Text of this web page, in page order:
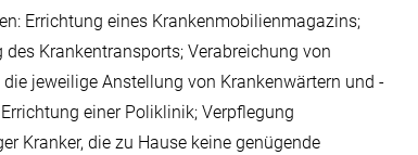
Errichtung eines Krankenmobilienmagazins;
des Krankentransports; Verabreichung von
die jeweilige Anstellung von Krankenwärtern und -
einer Poliklinik; Verpflegung
Kranker, die zu Hause keine genügende